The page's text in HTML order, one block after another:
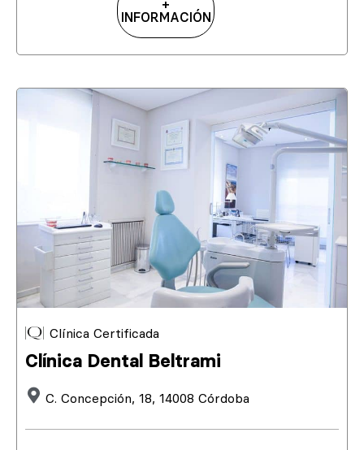
+
INFORMACIÓN
Clínica Certificada
Clínica Dental Beltrami
C. Concepción, 18, 14008 Córdoba